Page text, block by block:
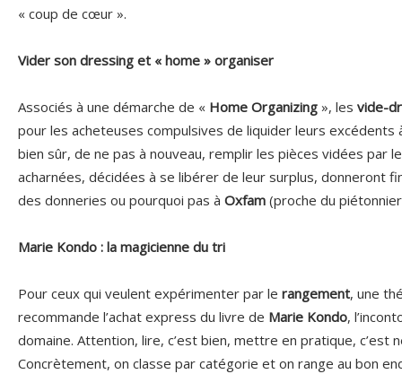
« coup de cœur ».
Vider son dressing et « home » organiser
Associés à une démarche de « Home Organizing », les vide-
pour les acheteuses compulsives de liquider leurs excédents
bien sûr, de ne pas à nouveau, remplir les pièces vidées par
acharnées, décidées à se libérer de leur surplus, donneront
des donneries ou pourquoi pas à Oxfam (proche du
Marie Kondo : la magicienne du tri
Pour ceux qui veulent expérimenter par le rangement, une
recommande l’achat express du livre de Marie Kondo,
domaine. Attention, lire, c’est bien, mettre en pratique, c’est
Concrètement, on classe par catégorie et on range au bon